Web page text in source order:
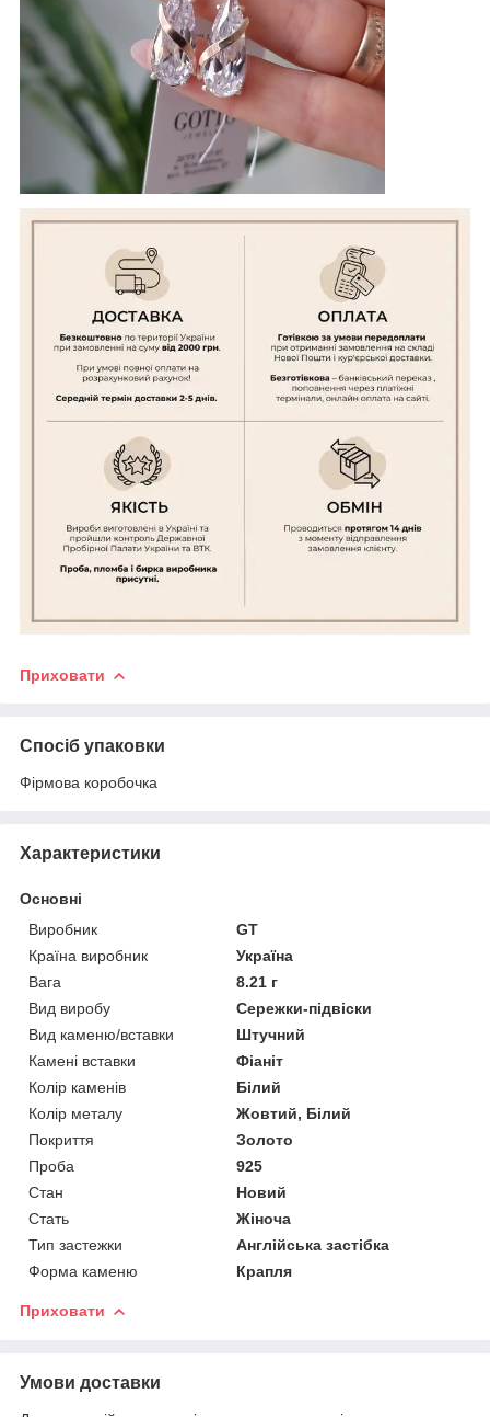
Приховати
Спосіб упаковки
Фірмова коробочка
Характеристики
Основні
Виробник
GT
Країна виробник
Україна
Вага
8.21 г
Вид виробу
Сережки-підвіски
Вид каменю/вставки
Штучний
Камені вставки
Фіаніт
Колір каменів
Білий
Колір металу
Жовтий, Білий
Покриття
Золото
Проба
925
Стан
Новий
Стать
Жіноча
Тип застежки
Англійська застібка
Форма каменю
Крапля
Приховати
Умови доставки